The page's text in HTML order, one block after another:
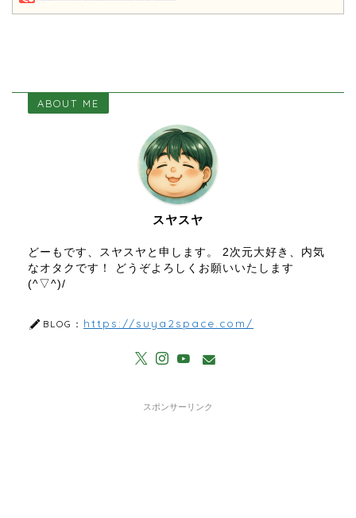
ABOUT ME
スヤスヤ
どーもです、スヤスヤと申します。 2次元大好き、内気
なオタクです！ どうぞよろしくお願いいたします
(^▽^)/
BLOG： https://suya2space.com/
スポンサーリンク